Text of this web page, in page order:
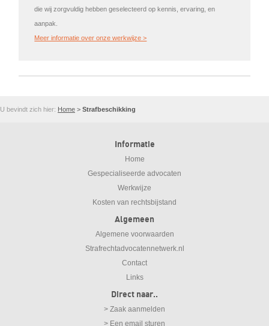
die wij zorgvuldig hebben geselecteerd op kennis, ervaring, en
aanpak.
Meer informatie over onze werkwijze >
U bevindt zich hier: Home > Strafbeschikking
Informatie
Home
Gespecialiseerde advocaten
Werkwijze
Kosten van rechtsbijstand
Algemeen
Algemene voorwaarden
Strafrechtadvocatennetwerk.nl
Contact
Links
Direct naar..
> Zaak aanmelden
> Een email sturen